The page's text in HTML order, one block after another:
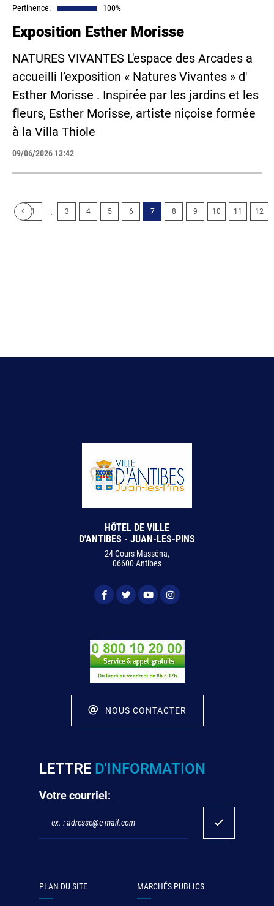
Pertinence: 100%
Exposition Esther Morisse
NATURES VIVANTES L'espace des Arcades a
accueilli l’exposition « Natures Vivantes » d'
Esther Morisse . Inspirée par les jardins et les
fleurs, Esther Morisse, artiste niçoise formée
à la Villa Thiole
09/06/2026 13:42
1 3 4 5 6 7 8 9 10 11 12
HÔTEL DE VILLE
D'ANTIBES - JUAN-LES-PINS
24 Cours Masséna,
06600 Antibes
NOUS CONTACTER
LETTRE D'INFORMATION
Votre courriel:
PLAN DU SITE MARCHÉS PUBLICS